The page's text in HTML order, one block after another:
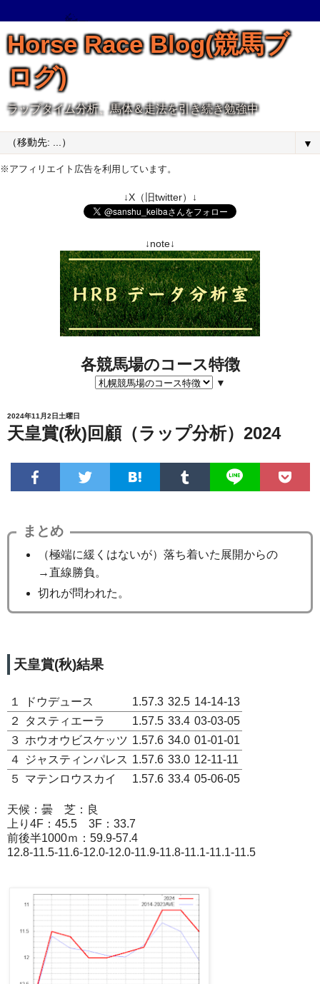
Horse Race Blog(競馬ブ
ログ)
ラップタイム分析、馬体＆走法を引き続き勉強中
▼
※アフィリエイト広告を利用しています。
↓X（旧twitter）↓
↓note↓
各競馬場のコース特徴
▼
2024年11月2日土曜日
天皇賞(秋)回顧（ラップ分析）2024
まとめ
（極端に緩くはないが）落ち着いた展開からの
→直線勝負。
切れが問われた。
天皇賞(秋)結果
１ ドウデュース 1.57.3 32.5 14-14-13
２
タスティエーラ 1.57.5 33.4 03-03-05
３
ホウオウビスケッツ 1.57.6 34.0 01-01-01
４
ジャスティンパレス 1.57.6 33.0 12-11-11
５
マテンロウスカイ 1.57.6 33.4 05-06-05
天候：曇 芝：良
上り4F：45.5 3F：33.7
前後半1000ｍ：59.9-57.4
12.8-11.5-11.6-12.0-12.0-11.9-11.8-11.1-11.1-11.5